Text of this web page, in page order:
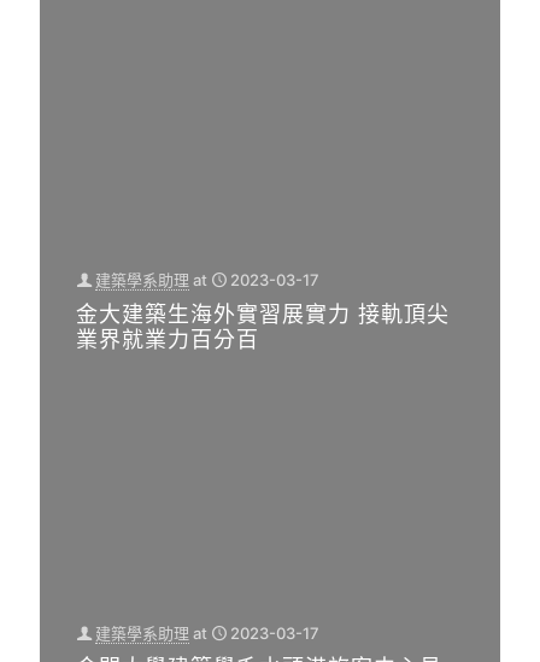
建築學系助理 at 2023-03-17
金大建築生海外實習展實力 接軌頂尖
業界就業力百分百
建築學系助理 at 2023-03-17
建築學系助理 at 2022-10-13